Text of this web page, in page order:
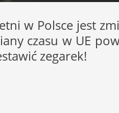
w Polsce jest
czasu w UE
zegarek!